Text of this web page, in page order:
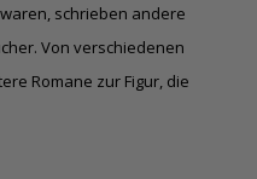
schrieben andere
Von verschiedenen
Romane zur Figur, die